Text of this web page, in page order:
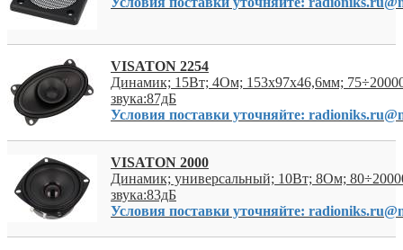
VISATON 2254
Динамик; 15Вт; 4Ом; 153x97x46,6мм;
звука:87дБ
Условия поставки уточняйте:
VISATON 2000
Динамик; универсальный; 10Вт; 8Ом;
звука:83дБ
Условия поставки уточняйте: